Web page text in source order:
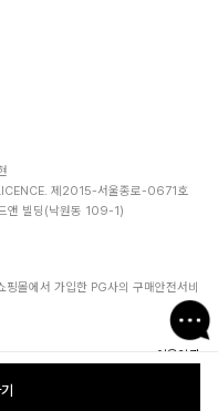
제2015-서울종로-0671호
앤 빌딩(낙원동 109-1)
몰에서 가입한 PG사의 구매안전서비
이용약관